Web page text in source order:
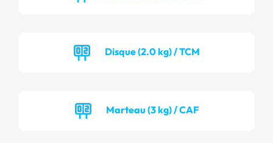
Disque (2.0 kg) / TCM
Marteau (3 kg) / CAF